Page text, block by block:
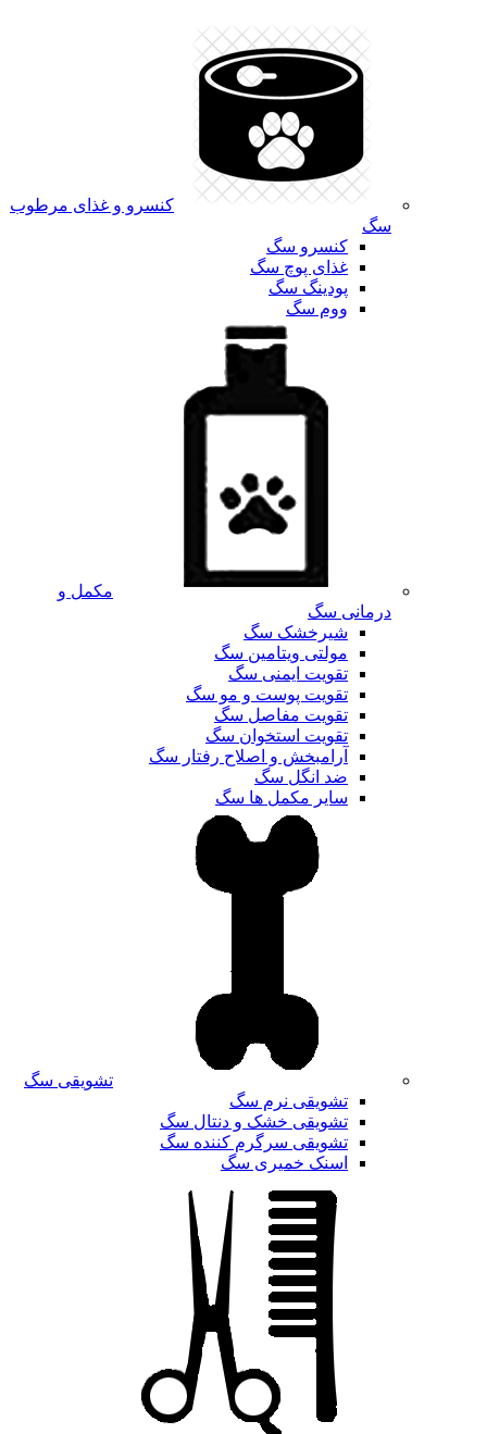
کنسرو و غذای مرطوب
سگ
کنسرو سگ
غذای پوچ سگ
پودینگ سگ
ووم سگ
مکمل و
درمانی سگ
شیرخشک سگ
مولتی ویتامین سگ
تقویت ایمنی سگ
تقویت پوست و مو سگ
تقویت مفاصل سگ
تقویت استخوان سگ
آرامبخش و اصلاح رفتار سگ
ضد انگل سگ
سایر مکمل ها سگ
تشویقی سگ
تشویقی نرم سگ
تشویقی خشک و دنتال سگ
تشویقی سرگرم کننده سگ
اسنک خمیری سگ